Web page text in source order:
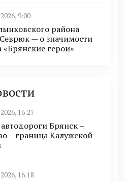
9:00
района
— о значимости
«Брянские герои»
16:27
Брянск –
– граница Калужской
16:18